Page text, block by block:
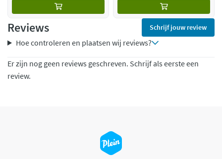
Reviews Schrijf jouw review
Hoe controleren en plaatsen wij reviews?
Er zijn nog geen reviews geschreven. Schrijf als eerste een
review.